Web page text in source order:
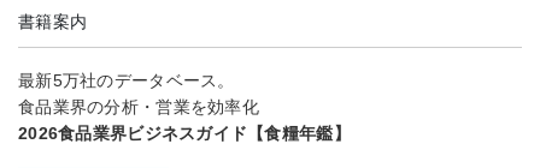
書籍案内
最新5万社のデータベース。
食品業界の分析・営業を効率化
2026食品業界ビジネスガイド【食糧年鑑】